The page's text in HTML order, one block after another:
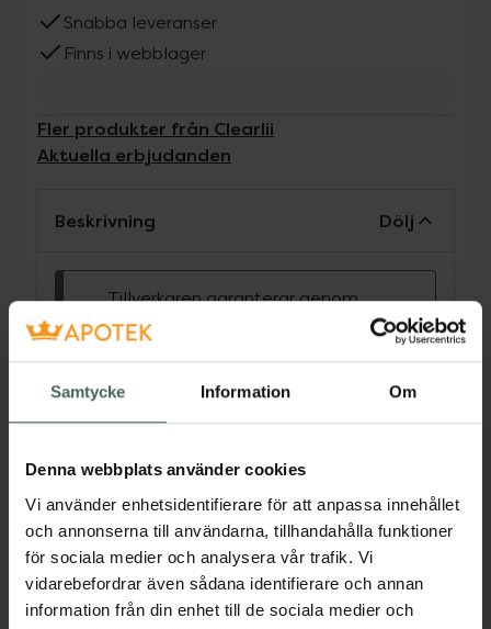
Samtycke Information Om
Denna webbplats använder cookies
Vi använder enhetsidentifierare för att anpassa innehållet
och annonserna till användarna, tillhandahålla funktioner
för sociala medier och analysera vår trafik. Vi
vidarebefordrar även sådana identifierare och annan
information från din enhet till de sociala medier och
Snabba leveranser
Finns i webblager
Fler produkter från Clearlii
Aktuella erbjudanden
Beskrivning Dölj
Tillverkaren garanterar genom
CE-märkning att produkten är
Vitaminberikade endagslinser som kan bidra
garanterar hög komfort och återfuktning.
• Baskurva; 8.5
• Diameter; 14,5
Jämförpris 10,63 kr/st